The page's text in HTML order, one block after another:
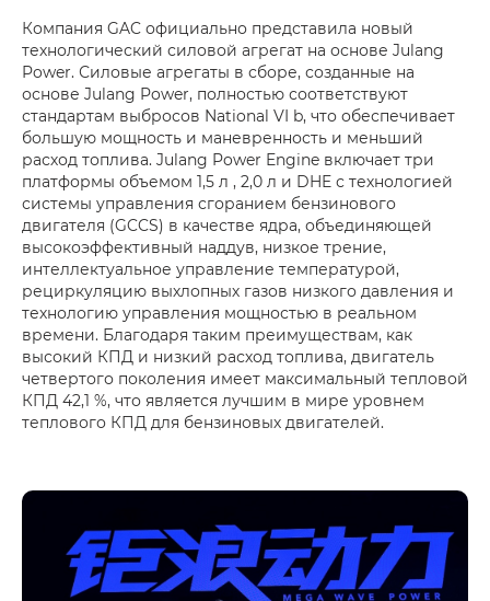
Компания GAC официально представила новый
технологический силовой агрегат на основе Julang
Power. Силовые агрегаты в сборе, созданные на
основе Julang Power, полностью соответствуют
стандартам выбросов National VI b, что обеспечивает
большую мощность и маневренность и меньший
расход топлива. Julang Power Engine включает три
платформы объемом 1,5 л , 2,0 л и DHE с технологией
системы управления сгоранием бензинового
двигателя (GCCS) в качестве ядра, объединяющей
высокоэффективный наддув, низкое трение,
интеллектуальное управление температурой,
рециркуляцию выхлопных газов низкого давления и
технологию управления мощностью в реальном
времени. Благодаря таким преимуществам, как
высокий КПД и низкий расход топлива, двигатель
четвертого поколения имеет максимальный тепловой
КПД 42,1 %, что является лучшим в мире уровнем
теплового КПД для бензиновых двигателей.